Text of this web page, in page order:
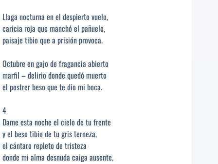
Llaga nocturna en el despierto vuelo,
caricia roja que manchó el pañuelo,
paisaje tibio que a prisión provoca.
Octubre en gajo de fragancia abierto
marfil – delirio donde quedó muerto
el postrer beso que te dio mi boca.
4
Dame esta noche el cielo de tu frente
y el beso tibio de tu gris terneza,
el cántaro repleto de tristeza
donde mi alma desnuda caiga ausente.